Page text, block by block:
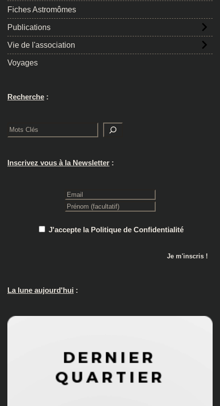
Fiches Astromômes
Publications
Vie de l'association
Voyages
Recherche :
Rechercher
Inscrivez vous à la Newsletter :
J'accepte la Politique de Confidentialité
La lune aujourd'hui :